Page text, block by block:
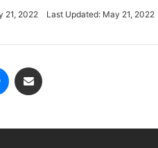
21, 2022 Last Updated: May 21, 2022